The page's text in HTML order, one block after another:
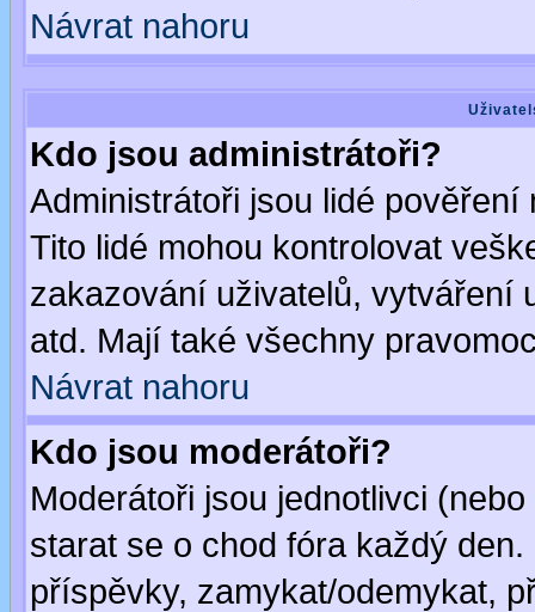
Návrat nahoru
Kdo jsou administrátoři?
Administrátoři jsou lidé
Tito lidé mohou kontrolovat
zakazování uživatelů, vytváření
atd. Mají také všechny
Návrat nahoru
Kdo jsou moderátoři?
Moderátoři jsou jednotlivci
starat se o chod fóra každý
příspěvky, zamykat/odemykat,